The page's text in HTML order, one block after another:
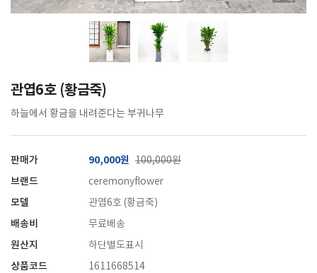
관엽6호 (황금죽)
하늘에서 황금을 내려준다는 부귀나무
판매가 90,000원 100,000원
브랜드 ceremonyflower
모델 관엽6호 (황금죽)
배송비 무료배송
원산지 하단별도표시
상품코드 1611668514